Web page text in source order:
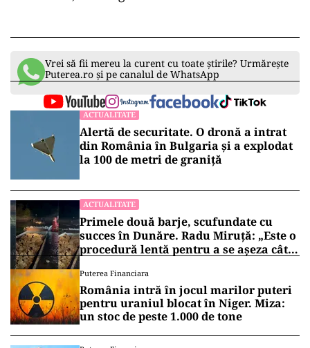
Vrei să fii mereu la curent cu toate știrile? Urmărește
Puterea.ro și pe canalul de WhatsApp
ACTUALITATE
Alertă de securitate. O dronă a intrat
din România în Bulgaria şi a explodat
la 100 de metri de graniţă
ACTUALITATE
Primele două barje, scufundate cu
succes în Dunăre. Radu Miruță: „Este o
procedură lentă pentru a se așeza cât
Puterea Financiara
România intră în jocul marilor puteri
pentru uraniul blocat în Niger. Miza:
un stoc de peste 1.000 de tone